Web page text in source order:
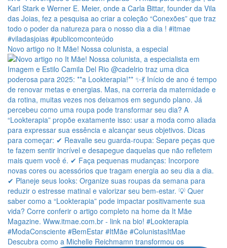
Novo artigo no It Mãe! Nossa colunista, a especial
Descubra como a Michelle Reichmamn transformou os